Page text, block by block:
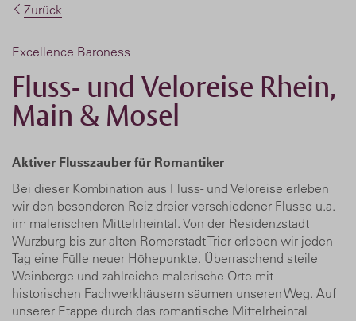
Zurück
Excellence Baroness
Fluss- und Veloreise Rhein,
Main & Mosel
Aktiver Flusszauber für Romantiker
Bei dieser Kombination aus Fluss- und Veloreise erleben
wir den besonderen Reiz dreier verschiedener Flüsse u.a.
im malerischen Mittelrheintal. Von der Residenzstadt
Würzburg bis zur alten Römerstadt Trier erleben wir jeden
Tag eine Fülle neuer Höhepunkte. Überraschend steile
Weinberge und zahlreiche malerische Orte mit
historischen Fachwerkhäusern säumen unseren Weg. Auf
unserer Etappe durch das romantische Mittelrheintal